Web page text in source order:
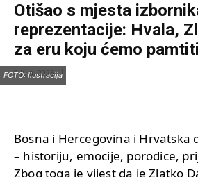
Otišao s mjesta
reprezentacije: Hvala,
za eru koju ćemo
8 Jula, 2026
FOTO: Ilustracija
Bosna i Hercegovina i Hrvatska
– historiju, emocije, porodice,
Zbog toga je vijest da je Zlatko